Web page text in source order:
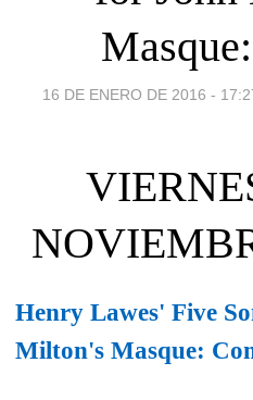
16 DE ENERO DE 2016 -
Henry Lawes' Five
Milton's Masque: